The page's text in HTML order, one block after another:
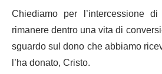
Chiediamo per l’intercessione
rimanere dentro una vita di
sguardo sul dono che abbiamo
l’ha donato, Cristo.